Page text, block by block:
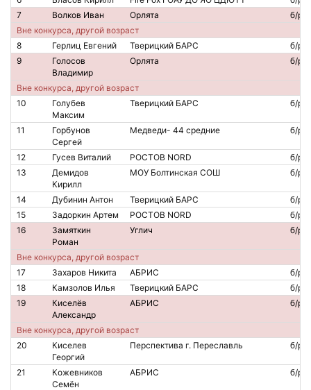
7
Волков Иван Орлята
б/р
Вне конкурса, другой возраст
8
Герлиц Евгений Тверицкий БАРС
б/р
9
Голосов
Владимир
Орлята б/р
Вне конкурса, другой возраст
10
Голубев
Максим
Тверицкий БАРС б/р
11
Горбунов
Сергей
Медведи- 44 средние б/р
12 Гусев Виталий РОСТОВ NORD
б/р
13
Демидов
Кирилл
МОУ Болтинская СОШ б/р
14 Дубинин Антон Тверицкий БАРС
б/р
15
Задоркин Артем РОСТОВ NORD
б/р
16
Замяткин
Роман
Углич б/р
Вне конкурса, другой возраст
17
Захаров Никита АБРИС
б/р
18
Камзолов Илья Тверицкий БАРС
б/р
19
Киселёв
Александр
АБРИС б/р
Вне конкурса, другой возраст
20
Киселев
Георгий
Перспектива г. Переславль б/р
21
Кожевников
Семён
АБРИС б/р